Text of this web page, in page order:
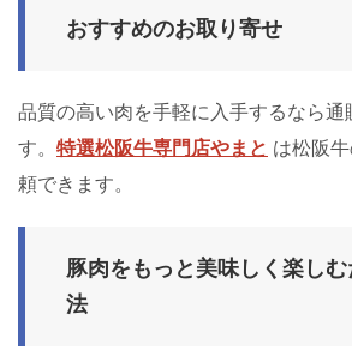
おすすめのお取り寄せ
品質の高い肉を手軽に入手するなら通
す。 特選松阪牛専門店やまと は松阪
頼できます。
豚肉をもっと美味しく楽し
法